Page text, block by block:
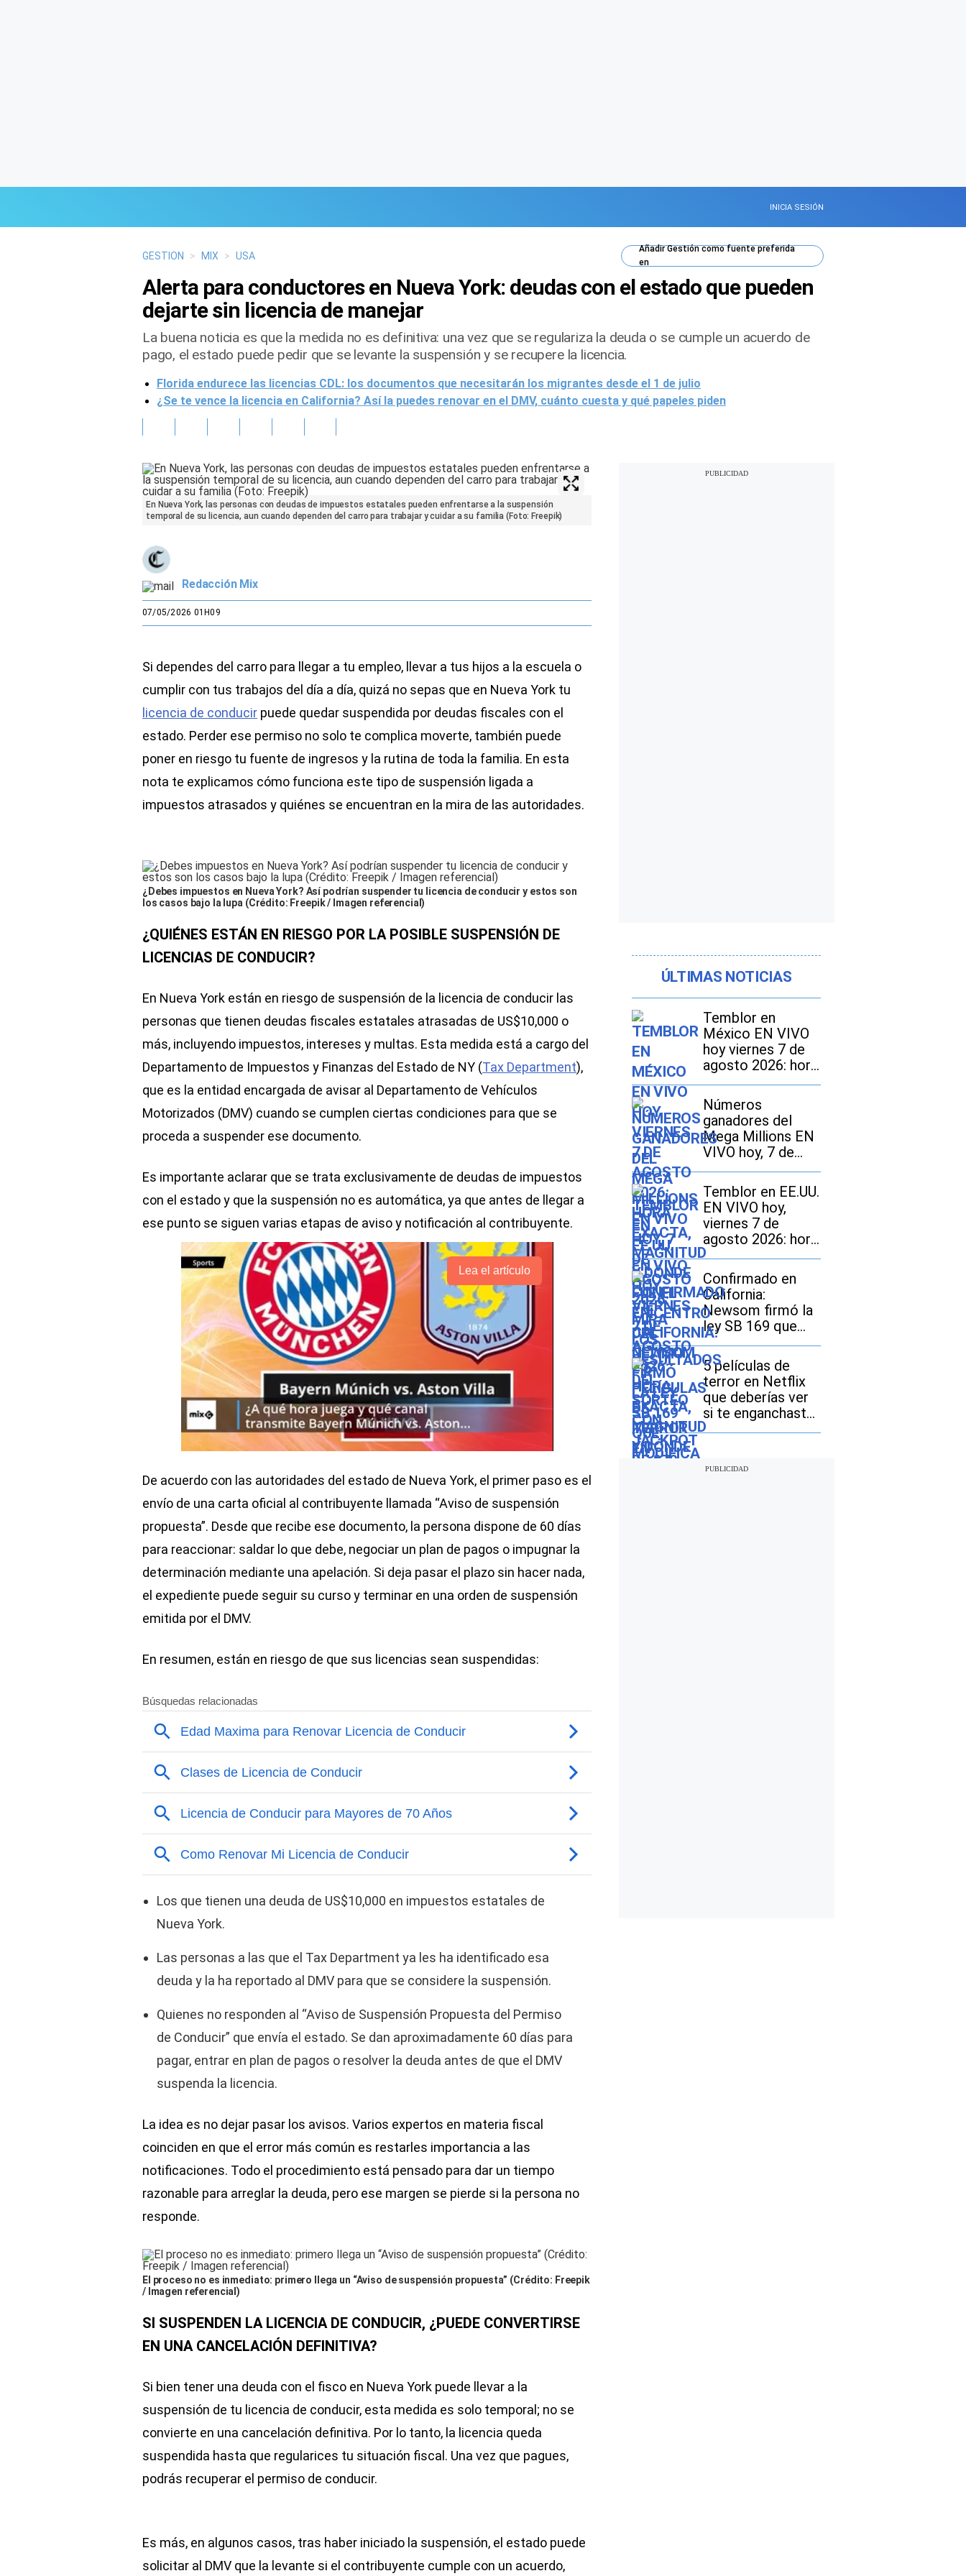
INICIA SESIÓN
GESTION > MIX > USA
AñadirGestióncomo fuente preferida
en
Alerta para conductores en Nueva York: deudas con el estado que pueden
dejarte sin licencia de manejar
La buena noticia es que la medida no es definitiva: una vez que se regulariza la deuda o se cumple un acuerdo de
pago, el estado puede pedir que se levante la suspensión y se recupere la licencia.
Florida endurece las licencias CDL: los documentos que necesitarán los migrantes desde el 1 de julio
¿Se te vence la licencia en California? Así la puedes renovar en el DMV, cuánto cuesta y qué papeles piden
En Nueva York, las personas con deudas de impuestos estatales pueden enfrentarse a la suspensión
temporal de su licencia, aun cuando dependen del carro para trabajar y cuidar a su familia (Foto: Freepik)
Redacción Mix
07/05/2026 01H09
Si dependes del carro para llegar a tu empleo, llevar a tus hijos a la escuela o
cumplir con tus trabajos del día a día, quizá no sepas que en Nueva York tu
licencia de conducir puede quedar suspendida por deudas fiscales con el
estado. Perder ese permiso no solo te complica moverte, también puede
poner en riesgo tu fuente de ingresos y la rutina de toda la familia. En esta
nota te explicamos cómo funciona este tipo de suspensión ligada a
impuestos atrasados y quiénes se encuentran en la mira de las autoridades.
¿Debes impuestos en Nueva York? Así podrían suspender tu licencia de conducir y estos son
los casos bajo la lupa (Crédito: Freepik / Imagen referencial)
¿QUIÉNES ESTÁN EN RIESGO POR LA POSIBLE SUSPENSIÓN DE
LICENCIAS DE CONDUCIR?
En Nueva York están en riesgo de suspensión de la licencia de conducir las
personas que tienen deudas fiscales estatales atrasadas de US$10,000 o
más, incluyendo impuestos, intereses y multas. Esta medida está a cargo del
Departamento de Impuestos y Finanzas del Estado de NY (Tax Department),
que es la entidad encargada de avisar al Departamento de Vehículos
Motorizados (DMV) cuando se cumplen ciertas condiciones para que se
proceda a suspender ese documento.
Es importante aclarar que se trata exclusivamente de deudas de impuestos
con el estado y que la suspensión no es automática, ya que antes de llegar a
ese punto se siguen varias etapas de aviso y notificación al contribuyente.
Lea el artículo
De acuerdo con las autoridades del estado de Nueva York, el primer paso es el
envío de una carta oficial al contribuyente llamada “Aviso de suspensión
propuesta”. Desde que recibe ese documento, la persona dispone de 60 días
para reaccionar: saldar lo que debe, negociar un plan de pagos o impugnar la
determinación mediante una apelación. Si deja pasar el plazo sin hacer nada,
el expediente puede seguir su curso y terminar en una orden de suspensión
emitida por el DMV.
En resumen, están en riesgo de que sus licencias sean suspendidas:
Los que tienen una deuda de US$10,000 en impuestos estatales de
Nueva York.
Las personas a las que el Tax Department ya les ha identificado esa
deuda y la ha reportado al DMV para que se considere la suspensión.
Quienes no responden al “Aviso de Suspensión Propuesta del Permiso
de Conducir” que envía el estado. Se dan aproximadamente 60 días para
pagar, entrar en plan de pagos o resolver la deuda antes de que el DMV
suspenda la licencia.
La idea es no dejar pasar los avisos. Varios expertos en materia fiscal
coinciden en que el error más común es restarles importancia a las
notificaciones. Todo el procedimiento está pensado para dar un tiempo
razonable para arreglar la deuda, pero ese margen se pierde si la persona no
responde.
El proceso no es inmediato: primero llega un “Aviso de suspensión propuesta” (Crédito: Freepik
/ Imagen referencial)
SI SUSPENDEN LA LICENCIA DE CONDUCIR, ¿PUEDE CONVERTIRSE
EN UNA CANCELACIÓN DEFINITIVA?
Si bien tener una deuda con el fisco en Nueva York puede llevar a la
suspensión de tu licencia de conducir, esta medida es solo temporal; no se
convierte en una cancelación definitiva. Por lo tanto, la licencia queda
suspendida hasta que regularices tu situación fiscal. Una vez que pagues,
podrás recuperar el permiso de conducir.
Es más, en algunos casos, tras haber iniciado la suspensión, el estado puede
solicitar al DMV que la levante si el contribuyente cumple con un acuerdo,
ÚLTIMAS NOTICIAS
Temblor en
México EN VIVO
hoy viernes 7 de
agosto 2026: hora
exacta, magnitud y
dónde fue el
epicentro del
último
Números
ganadores del
Mega Millions EN
VIVO hoy, 7 de
agosto 2026: mira
los resultados del
sorteo con
jackpot de $70
millones en EE.UU.
Temblor en EE.UU.
EN VIVO hoy,
viernes 7 de
agosto 2026: hora
exacta, magnitud y
dónde fue el
epicentro del
último sismo
Confirmado en
California:
Newsom firmó la
ley SB 169 que
modifica el
acceso a las
licencias de
conducir
5 películas de
terror en Netflix
que deberías ver
si te enganchaste
con “The Last